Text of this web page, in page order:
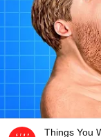
Things You